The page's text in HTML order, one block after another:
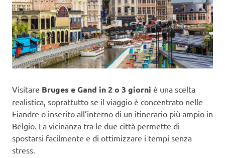
Visitare Bruges e Gand in 2 o 3 giorni è una scelta
realistica, soprattutto se il viaggio è concentrato nelle
Fiandre o inserito all’interno di un itinerario più ampio in
Belgio. La vicinanza tra le due città permette di
spostarsi facilmente e di ottimizzare i tempi senza
stress.